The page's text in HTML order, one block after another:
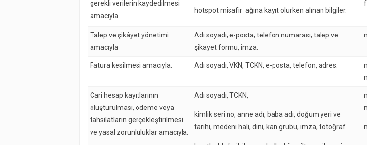
gerekli verilerin kaydedilmesi
amacıyla.
hotspot misafir ağına kayıt olurken alınan bilgiler.
f
Talep ve şikâyet yönetimi
amacıyla
Adı soyadı, e-posta, telefon numarası, talep ve
şikayet formu, imza.
Fatura kesilmesi amacıyla. Adı soyadı, VKN, TCKN, e-posta, telefon, adres.
Cari hesap kayıtlarının
oluşturulması, ödeme veya
tahsilatların gerçekleştirilmesi
ve yasal zorunluluklar amacıyla.
Adı soyadı, TCKN,
kimlik seri no, anne adı, baba adı, doğum yeri ve
tarihi, medeni hali, dini, kan grubu, imza, fotoğraf